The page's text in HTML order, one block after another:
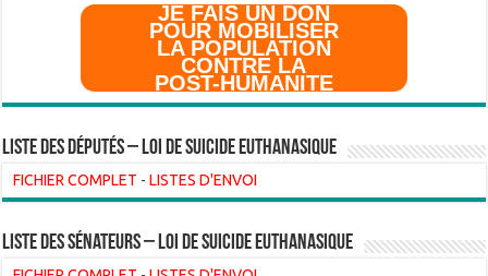
JE FAIS UN DON
POUR MOBILISER
LA POPULATION
CONTRE LA
POST-HUMANITE
Liste des Députés – Loi de suicide euthanasique
FICHIER COMPLET -LISTES D'ENVOI
liste des sénateurs – loi de suicide euthanasique